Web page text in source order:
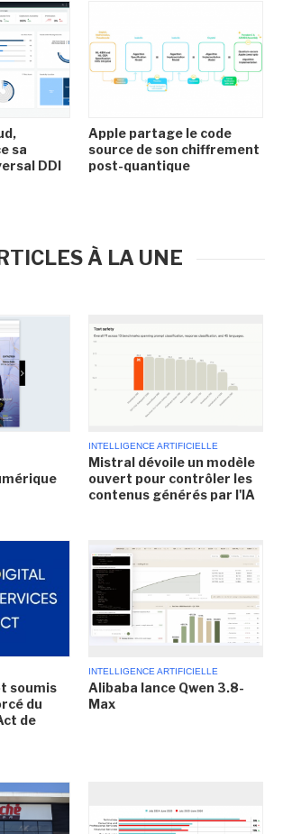
sa
DDI
Apple partage le code
source de son chiffrement
post-quantique
À LA UNE
INTELLIGENCE ARTIFICIELLE
Mistral dévoile un modèle
ouvert pour contrôler les
contenus générés par l'IA
soumis
du
de
INTELLIGENCE ARTIFICIELLE
Alibaba lance Qwen 3.8-
Max